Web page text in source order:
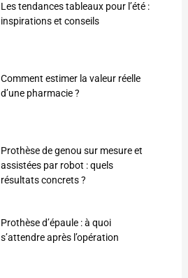
Les tendances tableaux pour l’été :
inspirations et conseils
Comment estimer la valeur réelle
d’une pharmacie ?
Prothèse de genou sur mesure et
assistées par robot : quels
résultats concrets ?
Prothèse d’épaule : à quoi
s’attendre après l’opération